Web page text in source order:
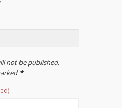
not be published.
*